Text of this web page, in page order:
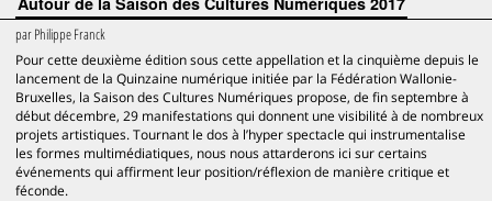
parPhilippe Franck
Pour cette deuxième édition sous cette appellation et la cinquième depuis le
lancement de la Quinzaine numérique initiée par la Fédération Wallonie-
Bruxelles, la Saison des Cultures Numériques propose, de fin septembre à
début décembre, 29 manifestations qui donnent une visibilité à de nombreux
projets artistiques. Tournant le dos à l’hyper spectacle qui instrumentalise
les formes multimédiatiques, nous nous attarderons ici sur certains
événements qui affirment leur position/réflexion de manière critique et
féconde.